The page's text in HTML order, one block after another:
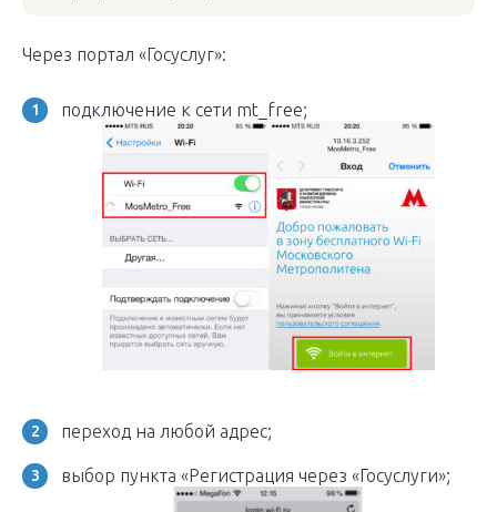
Через портал «Госуслуг»:
подключение к сети mt_free;
переход на любой адрес;
выбор пункта «Регистрация через «Госуслуги»;